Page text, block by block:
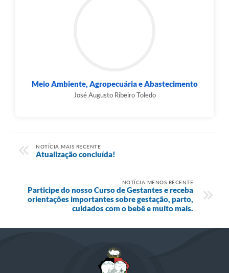
Meio Ambiente, Agropecuária e Abastecimento
José Augusto Ribeiro Toledo
NOTÍCIA MAIS RECENTE
Atualização concluída!
NOTÍCIA MENOS RECENTE
Participe do nosso Curso de Gestantes e receba
orientações importantes sobre gestação, parto,
cuidados com o bebê e muito mais.